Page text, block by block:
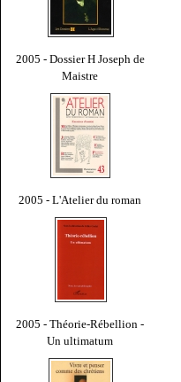
2005 - Dossier H Joseph de
Maistre
2005 - L'Atelier du roman
2005 - Théorie-Rébellion -
Un ultimatum